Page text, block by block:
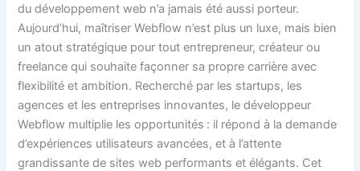
du développement web n’a jamais été aussi porteur.
Aujourd’hui, maîtriser Webflow n’est plus un luxe, mais bien
un atout stratégique pour tout entrepreneur, créateur ou
freelance qui souhaite façonner sa propre carrière avec
flexibilité et ambition. Recherché par les startups, les
agences et les entreprises innovantes, le développeur
Webflow multiplie les opportunités : il répond à la demande
d’expériences utilisateurs avancées, et à l’attente
grandissante de sites web performants et élégants. Cet